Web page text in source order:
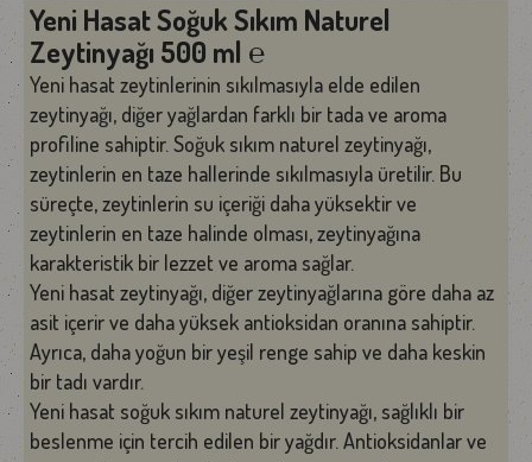
Yeni Hasat Soğuk Sıkım Naturel
Zeytinyağı 500 ml ℮
Yeni hasat zeytinlerinin sıkılmasıyla elde edilen
zeytinyağı, diğer yağlardan farklı bir tada ve aroma
profiline sahiptir. Soğuk sıkım naturel zeytinyağı,
zeytinlerin en taze hallerinde sıkılmasıyla üretilir. Bu
süreçte, zeytinlerin su içeriği daha yüksektir ve
zeytinlerin en taze halinde olması, zeytinyağına
karakteristik bir lezzet ve aroma sağlar.
Yeni hasat zeytinyağı, diğer zeytinyağlarına göre daha az
asit içerir ve daha yüksek antioksidan oranına sahiptir.
Ayrıca, daha yoğun bir yeşil renge sahip ve daha keskin
bir tadı vardır.
Yeni hasat soğuk sıkım naturel zeytinyağı, sağlıklı bir
beslenme için tercih edilen bir yağdır. Antioksidanlar ve